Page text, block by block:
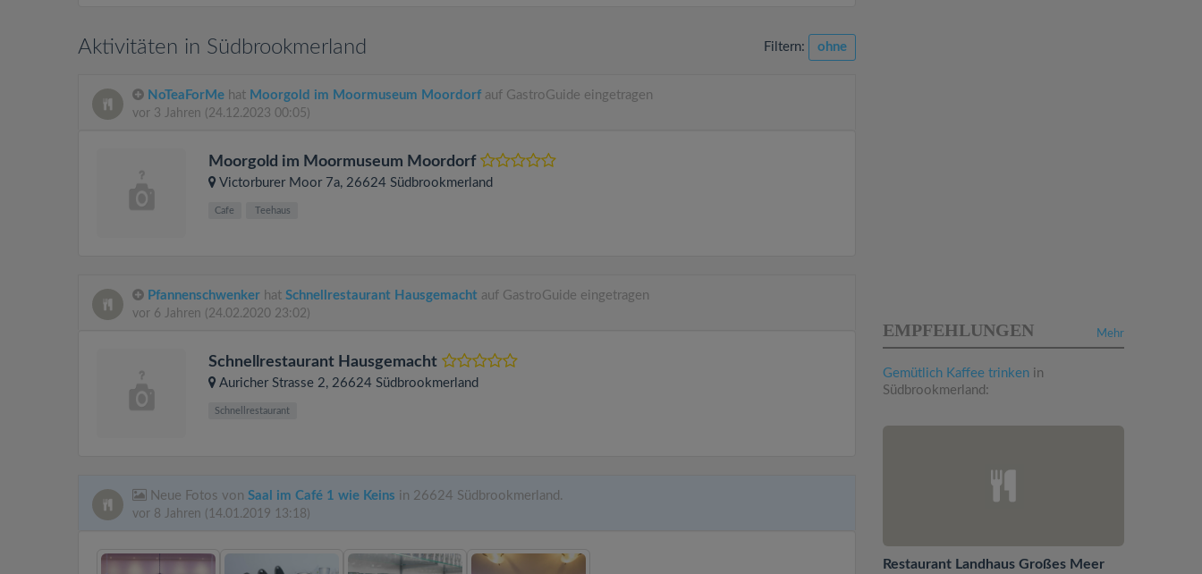
Aktivitäten in Südbrookmerland Filtern: ohne
NoTeaForMe hat Moorgold im Moormuseum Moordorf auf GastroGuide eingetragen
vor 3 Jahren (24.12.2023 00:05)
Moorgold im Moormuseum Moordorf
Victorburer Moor 7a, 26624 Südbrookmerland
Cafe Teehaus
Pfannenschwenker hat Schnellrestaurant Hausgemacht auf GastroGuide eingetragen
vor 6 Jahren (24.02.2020 23:02)
Schnellrestaurant Hausgemacht
Auricher Strasse 2, 26624 Südbrookmerland
Schnellrestaurant
Neue Fotos von Saal im Café 1 wie Keins in 26624 Südbrookmerland.
vor 8 Jahren (14.01.2019 13:18)
Mehr
EMPFEHLUNGEN
Gemütlich Kaffee trinken in
Südbrookmerland:
Restaurant Landhaus Großes Meer